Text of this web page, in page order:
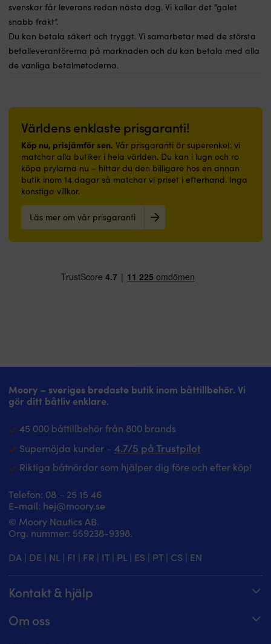
svenskar får leverans redan nästa dag. Vi kallar det ”galet
snabb frakt”.
Du kan betala säkert och tryggt. Vi samarbetar med de största
betalleverantörerna på marknaden och du kan betala med alla
de vanliga betalmetoderna.
Världens enklaste prisgaranti!
Köp nu, prisjämför sen. Vår prisgaranti är superenkel: vi
matchar alla butiker i hela världen. Du kan i lugn och ro
köpa prylarna nu – hittar du den billigare hos en annan
butik inom 14 dagar så matchar vi priset i efterhand. Inga
konstiga villkor.
Läs mer om vår prisgaranti
Moory – sveriges bredaste butik inom båttillbehör. Vi
gör ditt båtliv enklare.
45 000 båttillbehör från 800 brands
Supernöjda kunder – 4.7/5 på Trustpilot
Riktiga båtnördar som hjälper dig före och efter köp!
Telefon: 08 – 25 15 46
E-mail: hej@moory.se
© Moory Nautics AB.
Org. nummer: 5‍59238-9398.
DA | DE | NL| FI | FR | IT| PL| ES | PT| CS | EN
Kontakt & hjälp
Om oss